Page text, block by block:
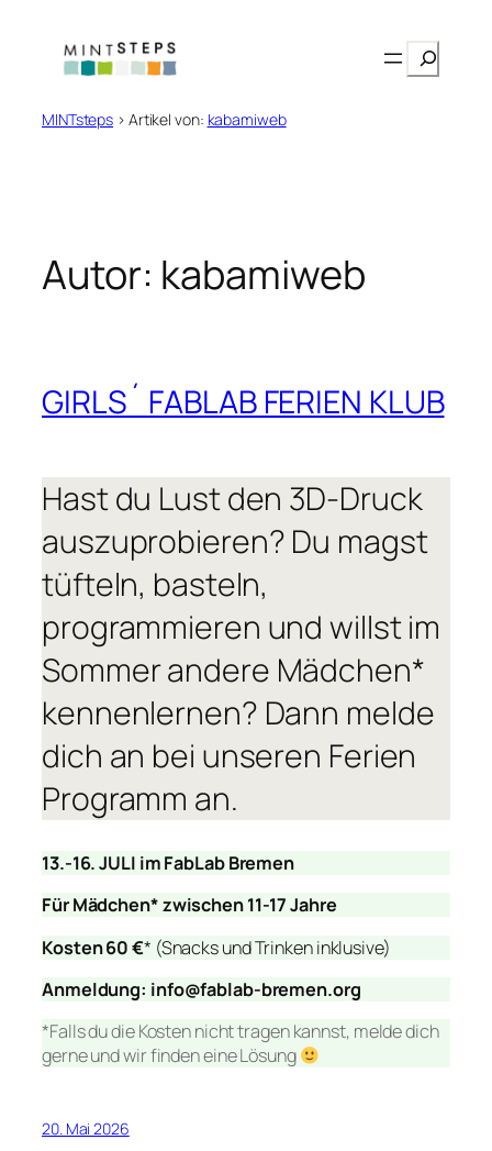
springen
Suchen
MINTsteps > Artikel von: kabamiweb
Autor: kabamiweb
GIRLS´ FABLAB FERIEN KLUB
Hast du Lust den 3D-Druck
auszuprobieren? Du magst
tüfteln, basteln,
programmieren und willst im
Sommer andere Mädchen*
kennenlernen? Dann melde
dich an bei unseren Ferien
Programm an.
13.-16. JULI im FabLab Bremen
Für Mädchen* zwischen 11-17 Jahre
Kosten 60 €* (Snacks und Trinken inklusive)
Anmeldung: info@fablab-bremen.org
*Falls du die Kosten nicht tragen kannst, melde dich
gerne und wir finden eine Lösung
20. Mai 2026